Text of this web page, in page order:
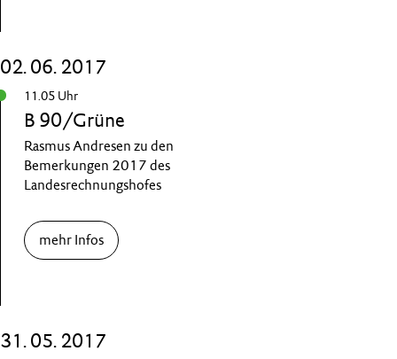
02. 06. 2017
11.05 Uhr
B 90/Grüne
Rasmus Andresen zu den
Bemerkungen 2017 des
Landesrechnungshofes
mehr Infos
31. 05. 2017